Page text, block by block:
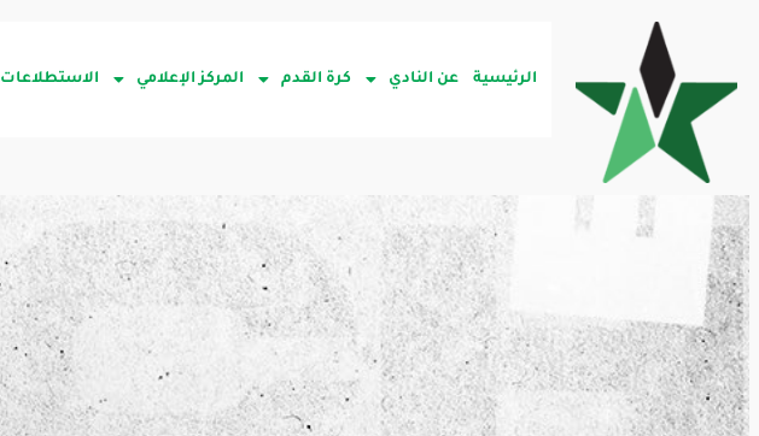
الرئيسية عن النادي كرة القدم المركز الإعلامي الاستطلاعات